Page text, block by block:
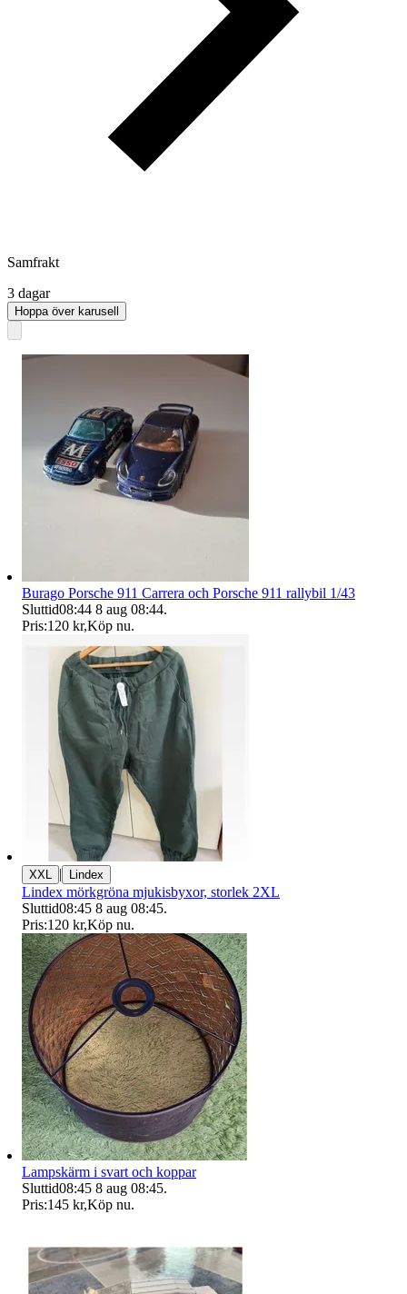
Samfrakt
3 dagar
Hoppa över karusell
Burago Porsche 911 Carrera och Porsche 911 rallybil 1/43
Sluttid08:44 8 aug 08:44.
Pris:120 kr,Köp nu.
XXL | Lindex
Lindex mörkgröna mjukisbyxor, storlek 2XL
Sluttid08:45 8 aug 08:45.
Pris:120 kr,Köp nu.
Lampskärm i svart och koppar
Sluttid08:45 8 aug 08:45.
Pris:145 kr,Köp nu.